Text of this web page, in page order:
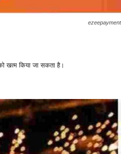
ezeepayment
खत्म किया जा सकता है।